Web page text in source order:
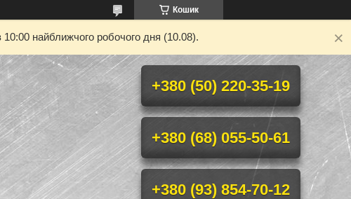
Кошик
найближчого робочого дня (10.08).
+380 (50) 220-35-19
+380 (68) 055-50-61
+380 (93) 854-70-12